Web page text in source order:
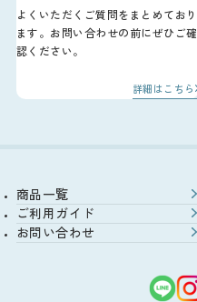
よくいただくご質問をまとめており
ます。お問い合わせの前にぜひご確
認ください。
詳細はこちら
商品一覧
ご利用ガイド
お問い合わせ